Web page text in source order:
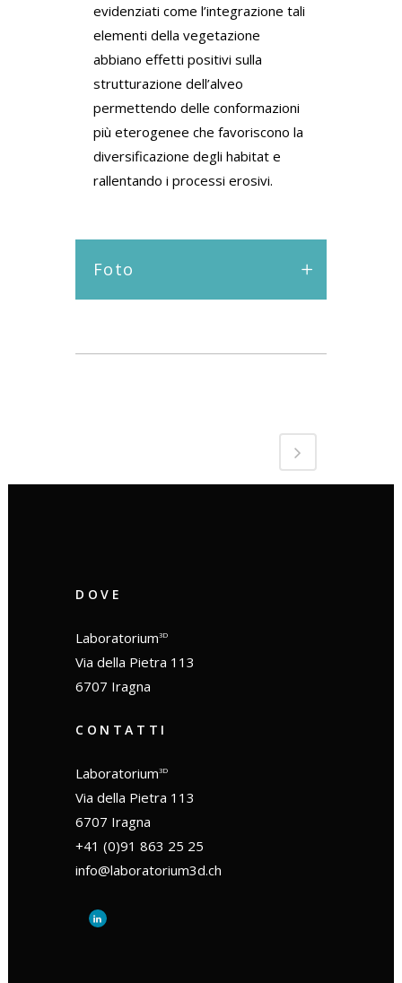
evidenziati come l’integrazione tali
elementi della vegetazione
abbiano effetti positivi sulla
strutturazione dell’alveo
permettendo delle conformazioni
più eterogenee che favoriscono la
diversificazione degli habitat e
rallentando i processi erosivi.
Foto
DOVE
Laboratorium3D
Via della Pietra 113
6707 Iragna
CONTATTI
Laboratorium3D
Via della Pietra 113
6707 Iragna
+41 (0)91 863 25 25
info@laboratorium3d.ch